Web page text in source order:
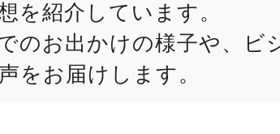
を紹介しています。
のお出かけの様子や、ビ
をお届けします。